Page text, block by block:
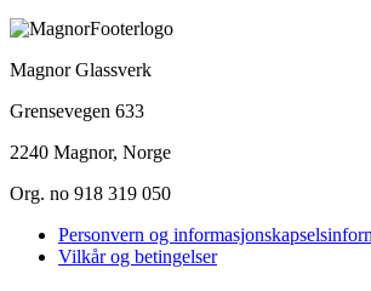
Magnor Glassverk
Grensevegen 633
2240 Magnor, Norge
Org. no 918 319 050
Personvern og
Vilkår og betingelser